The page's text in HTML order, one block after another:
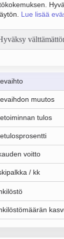
Lue lisää
muutos
tulos
voitto
/ kk